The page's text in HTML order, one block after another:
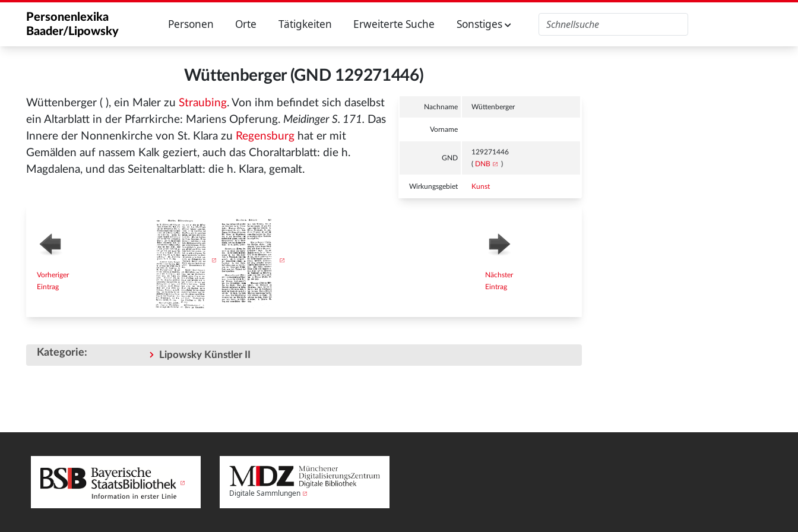
Personenlexika
Baader/Lipowsky
Personen Orte Tätigkeiten Erweiterte Suche Sonstiges
Wüttenberger (GND 129271446)
Nachname Wüttenberger
Vorname
GND
129271446
( DNB )
Wirkungsgebiet Kunst
Wüttenberger ( ), ein Maler zu Straubing. Von ihm befindet sich daselbst
ein Altarblatt in der Pfarrkirche: Mariens Opferung. Meidinger S. 171. Das
Innere der Nonnenkirche von St. Klara zu Regensburg hat er mit
Gemälden auf nassem Kalk geziert, auch das Choraltarblatt: die h.
Magdalena, und das Seitenaltarblatt: die h. Klara, gemalt.
Vorheriger
Eintrag
Nächster
Eintrag
Kategorie: Lipowsky Künstler II
Digitale Sammlungen